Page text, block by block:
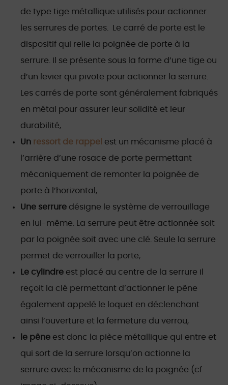
de type tige métallique utilisés pour actionner
les serrures de portes. Le carré de porte est le
dispositif qui relie la poignée de porte à la
serrure. Il se présente sous la forme d’une tige ou
d’un levier qui pivote pour actionner la serrure.
Les carrés de porte sont généralement fabriqués
en métal pour assurer leur solidité et leur
durabilité,
Un ressort de rappel est un mécanisme placé à
l’arrière d’une rosace de porte permettant
mécaniquement de remonter la poignée de
porte à l’horizontal,
Une serrure désigne le système de verrouillage
en lui-même. La serrure peut être actionnée soit
par la poignée soit avec une clé. Seule la serrure
permet de verrouiller la porte,
Le cylindre est placé au centre de la serrure il
reçoit la clé permettant d’actionner le pêne
également appelé le loquet en déclenchant
ainsi l’ouverture et la fermeture du verrou,
le pêne est donc la pièce métallique qui entre et
qui sort de la serrure lorsqu’on actionne la
serrure avec le mécanisme de la poignée (cf